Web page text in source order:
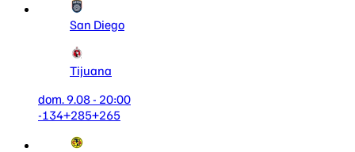
San Diego
Tijuana
dom. 9.08 - 20:00
-134+285+265